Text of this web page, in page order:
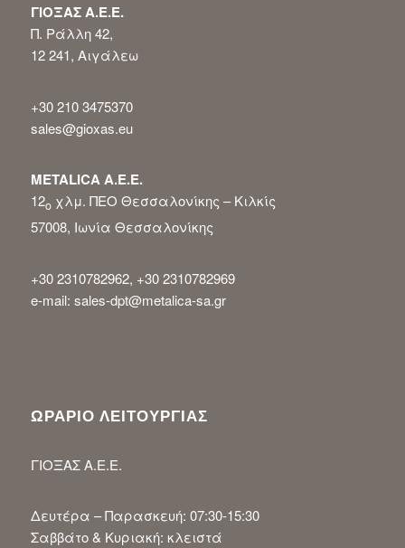
ΓΙΟΞΑΣ Α.Ε.Ε.
Π. Ράλλη 42,
12 241, Αιγάλεω
+30 210 3475370
sales@gioxas.eu
METALICA Α.Ε.Ε.
12οχλμ. ΠΕΟ Θεσσαλονίκης – Κιλκίς
57008, Ιωνία Θεσσαλονίκης
+30 2310782962, +30 2310782969
e-mail: sales-dpt@metalica-sa.gr
ΩΡΑΡΙΟ ΛΕΙΤΟΥΡΓΙΑΣ
ΓΙΟΞΑΣ Α.Ε.Ε.
Δευτέρα – Παρασκευή: 07:30-15:30
Σαββάτο & Κυριακή: κλειστά